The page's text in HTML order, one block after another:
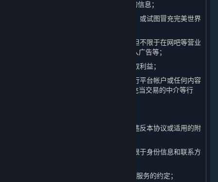
（9） 获取或以其他方式收集平台用户的信息；
（10）以误导他人为目的创建虚假身份，或试图冒充完美世界
（11）商业化地利用内容和服务，包括但不限于在网吧等营业
性场所举办比赛、未经许可在游戏中插入广告等；
（12）利用平台漏洞或其他不当手段谋取利益；
（13）在未经完美世界许可的情况下进行平台帐户或任何内容
和服务的交易，为上述交易提供协助、充当交易的中介等行
（15）进行其他对平台造成不利影响或违反本协议或适用的附
（16）提供虚假的注册信息（包括但不限于身份信息和联系方
（17）违反本协议第1.B条中关于内容和服务的约定；